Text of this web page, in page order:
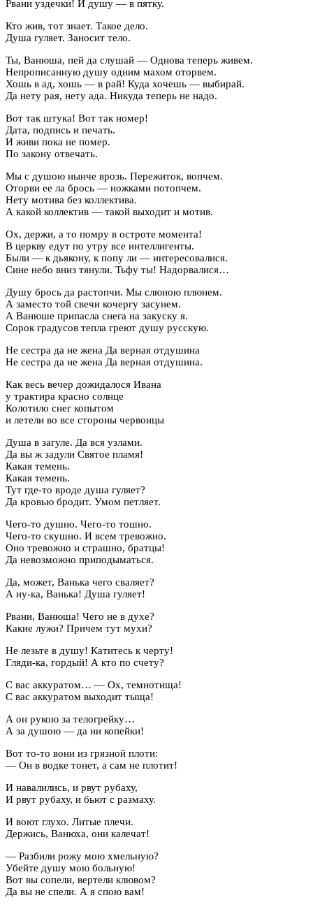
Рвани уздечки! И душу — в пятку.
Кто жив, тот знает. Такое дело.
Душа гуляет. Заносит тело.
Ты, Ванюша, пей да слушай — Однова теперь живем.
Непрописанную душу одним махом оторвем.
Хошь в ад, хошь — в рай! Куда хочешь — выбирай.
Да нету рая, нету ада. Никуда теперь не надо.
Вот так штука! Вот так номер!
Дата, подпись и печать.
И живи пока не помер.
По закону отвечать.
Мы с душою нынче врозь. Пережиток, вопчем.
Оторви ее ла брось — ножками потопчем.
Нету мотива без коллектива.
А какой коллектив — такой выходит и мотив.
Ох, держи, а то помру в остроте момента!
В церкву едут по утру все интеллигенты.
Были — к дьякону, к попу ли — интересовалися.
Сине небо вниз тянули. Тьфу ты! Надорвалися…
Душу брось да растопчи. Мы слюною плюнем.
А заместо той свечи кочергу засунем.
А Ванюше припасла снега на закуску я.
Сорок градусов тепла греют душу русскую.
Не сестра да не жена Да верная отдушина
Не сестра да не жена Да верная отдушина.
Как весь вечер дожидалося Ивана
у трактира красно солнце
Колотило снег копытом
и летели во все стороны червонцы
Душа в загуле. Да вся узлами.
Да вы ж задули Святое пламя!
Какая темень.
Какая темень.
Тут где-то вроде душа гуляет?
Да кровью бродит. Умом петляет.
Чего-то душно. Чего-то тошно.
Чего-то скушно. И всем тревожно.
Оно тревожно и страшно, братцы!
Да невозможно приподыматься.
Да, может, Ванька чего сваляет?
А ну-ка, Ванька! Душа гуляет!
Рвани, Ванюша! Чего не в духе?
Какие лужи? Причем тут мухи?
Не лезьте в душу! Катитесь к черту!
Гляди-ка, гордый! А кто по счету?
С вас аккуратом… — Ох, темнотища!
С вас аккуратом выходит тыща!
А он рукою за телогрейку…
А за душою — да ни копейки!
Вот то-то вони из грязной плоти:
— Он в водке тонет, а сам не плотит!
И навалились, и рвут рубаху,
И рвут рубаху, и бьют с размаху.
И воют глухо. Литые плечи.
Держись, Ванюха, они калечат!
— Разбили рожу мою хмельную?
Убейте душу мою больную!
Вот вы сопели, вертели клювом?
Да вы не спели. А я спою вам!